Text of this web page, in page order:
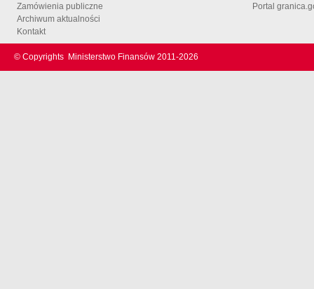
Zamówienia publiczne
Archiwum aktualności
Kontakt
Portal
© Copyrights Ministerstwo Finansów 2011-2026